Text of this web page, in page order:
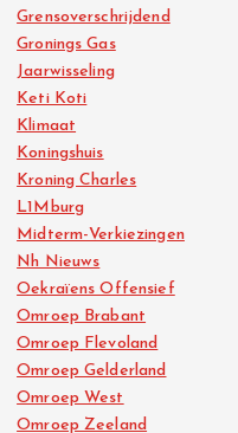
Grensoverschrijdend
Gronings Gas
Jaarwisseling
Keti Koti
Klimaat
Koningshuis
Kroning Charles
L1Mburg
Midterm-Verkiezingen
Nh Nieuws
Oekraïens Offensief
Omroep Brabant
Omroep Flevoland
Omroep Gelderland
Omroep West
Omroep Zeeland